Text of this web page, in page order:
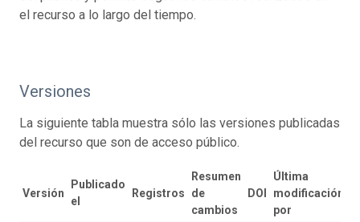
el recurso a lo largo del tiempo.
Versiones
La siguiente tabla muestra sólo las versiones publicadas
del recurso que son de acceso público.
Versión
Publicado
el
Registros
Resumen
de
cambios
DOI
Última
modificación
por